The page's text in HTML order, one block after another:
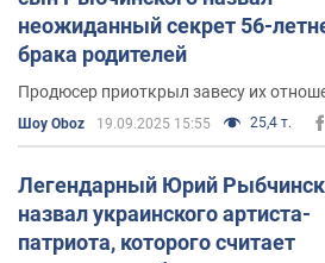
неожиданный секрет 56-
брака родителей
Продюсер приоткрыл завесу их
Шоу Oboz 19.09.2025 15:55 25,4 т.
Легендарный Юрий
назвал украинского артиста-
патриота, которого считает